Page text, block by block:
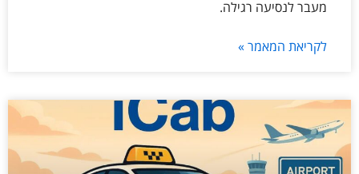
מעבר לנסיעה רגילה.
לקריאת המאמר »